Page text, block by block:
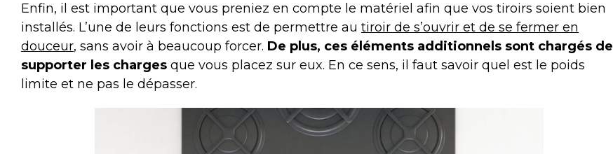
Enfin, il est important que vous preniez en compte le matériel afin que vos tiroirs soient bien
installés. L’une de leurs fonctions est de permettre au tiroir de s’ouvrir et de se fermer en
douceur, sans avoir à beaucoup forcer. De plus, ces éléments additionnels sont chargés de
supporter les charges que vous placez sur eux. En ce sens, il faut savoir quel est le poids
limite et ne pas le dépasser.